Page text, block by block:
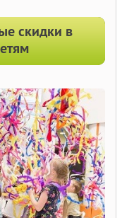
скидки в